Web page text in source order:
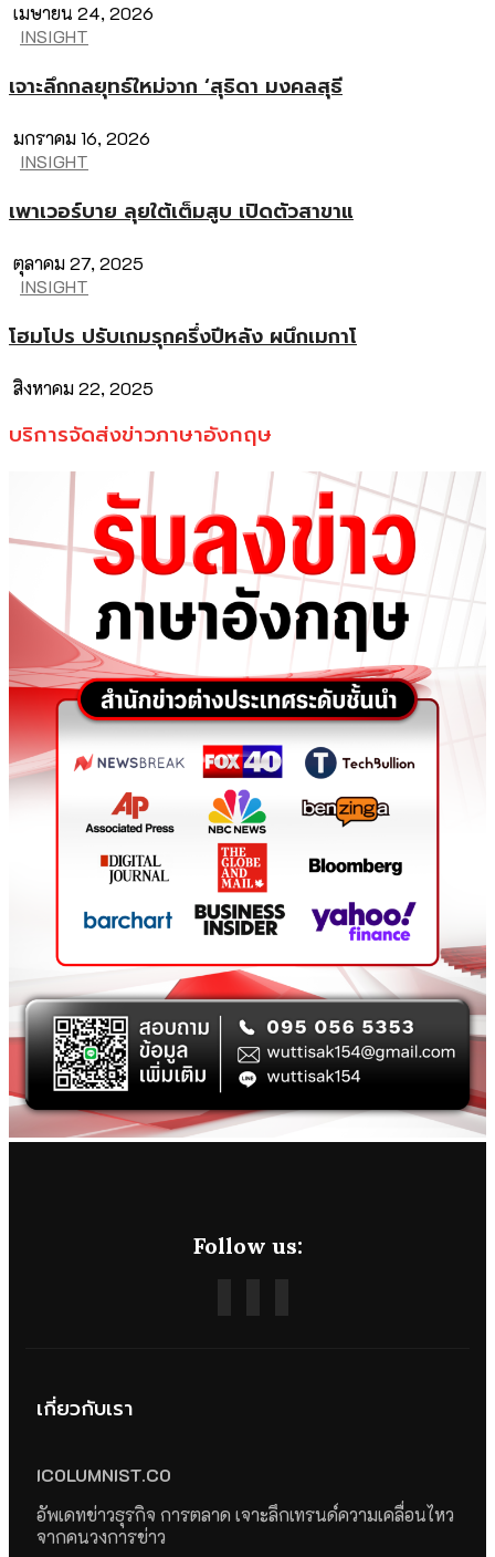
เมษายน 24, 2026
INSIGHT
เจาะลึกกลยุทธ์ใหม่จาก ‘สุธิดา มงคลสุธี
มกราคม 16, 2026
INSIGHT
เพาเวอร์บาย ลุยใต้เต็มสูบ เปิดตัวสาขาแ
ตุลาคม 27, 2025
INSIGHT
โฮมโปร ปรับเกมรุกครึ่งปีหลัง ผนึกเมกาโ
สิงหาคม 22, 2025
บริการจัดส่งข่าวภาษาอังกฤษ
Follow us:
เกี่ยวกับเรา
ICOLUMNIST.CO
อัพเดทข่าวธุรกิจ การตลาด เจาะลึกเทรนด์ความเคลื่อนไหว
จากคนวงการข่าว